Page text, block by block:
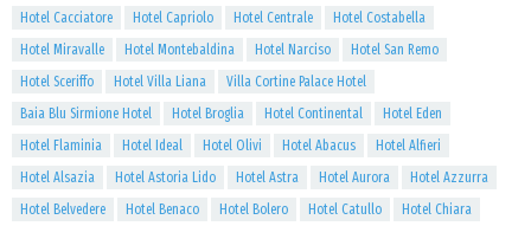
Hotel Cacciatore
Hotel Capriolo Hotel Centrale
Hotel Costabella
Hotel Miravalle
Hotel Montebaldina Hotel Narciso
Hotel San Remo
Hotel Sceriffo
Hotel Villa Liana
Villa Cortine Palace Hotel
Baia Blu Sirmione Hotel
Hotel Broglia Hotel Continental
Hotel Eden
Hotel Flaminia
Hotel Ideal Hotel Olivi Hotel Abacus
Hotel Alfieri
Hotel Alsazia
Hotel Astoria Lido Hotel Astra Hotel Aurora
Hotel Azzurra
Hotel Belvedere
Hotel Benaco Hotel Bolero Hotel Catullo
Hotel Chiara